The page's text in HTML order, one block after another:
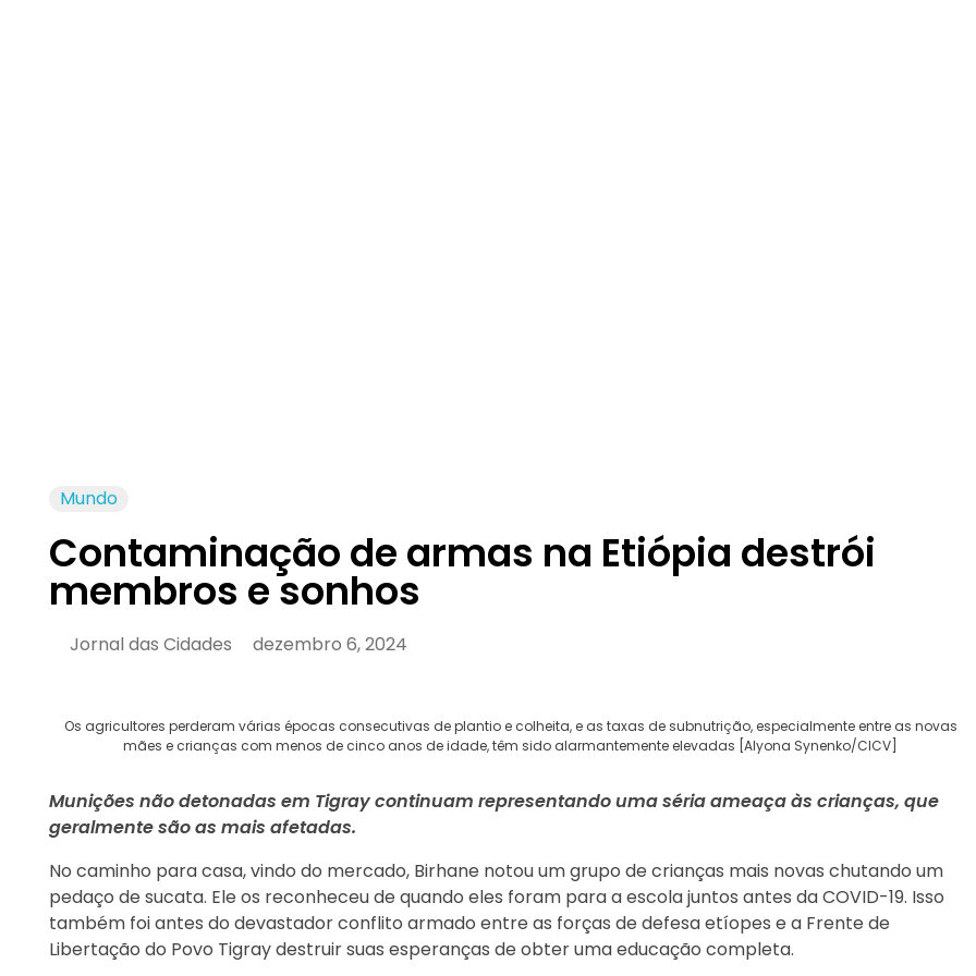
Mundo
Contaminação de armas na Etiópia destrói
membros e sonhos
Jornal das Cidades dezembro 6, 2024
Os agricultores perderam várias épocas consecutivas de plantio e colheita, e as taxas de subnutrição, especialmente entre as novas
mães e crianças com menos de cinco anos de idade, têm sido alarmantemente elevadas [Alyona Synenko/CICV]
Munições não detonadas em Tigray continuam representando uma séria ameaça às crianças, que
geralmente são as mais afetadas.
No caminho para casa, vindo do mercado, Birhane notou um grupo de crianças mais novas chutando um
pedaço de sucata. Ele os reconheceu de quando eles foram para a escola juntos antes da COVID-19. Isso
também foi antes do devastador conflito armado entre as forças de defesa etíopes e a Frente de
Libertação do Povo Tigray destruir suas esperanças de obter uma educação completa.